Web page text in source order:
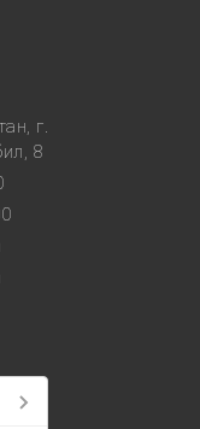
г.
8